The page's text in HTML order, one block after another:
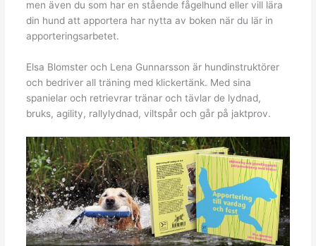
men även du som har en stående fågelhund eller vill lära
din hund att apportera har nytta av boken när du lär in
apporteringsarbetet.
Elsa Blomster och Lena Gunnarsson är hundinstruktörer
och bedriver all träning med klickertänk. Med sina
spanielar och retrievrar tränar och tävlar de lydnad,
bruks, agility, rallylydnad, viltspår och går på jaktprov.